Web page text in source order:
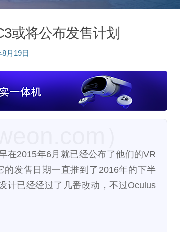
或将公布发售计划
8月19日
在2015年6月就已经公布了他们的VR
发售日期一直推到了2016年的下半
计已经经过了几番改动，不过Oculus
）